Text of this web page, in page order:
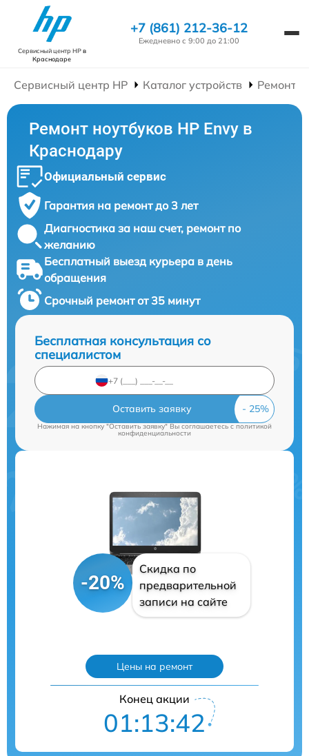
Сервисный центр HPв
Краснодаре
+7 (861) 212-36-12
Ежедневно с 9:00 до 21:00
Сервисный центр HP Каталог устройств Ремонт
Ремонт ноутбуков HP Envy в
Краснодару
Официальный сервис
Гарантия на ремонт до 3 лет
Диагностика за наш счет, ремонт по
желанию
Бесплатный выезд курьера в день
обращения
Срочный ремонт от 35 минут
Бесплатная консультация со
специалистом
Оставить заявку
Нажимая на кнопку "Оставить заявку" Вы соглашаетесь cполитикой
конфиденциальности
-20%
Скидка по
предварительной
записи на сайте
Цены на ремонт
Конец акции
01:13:41